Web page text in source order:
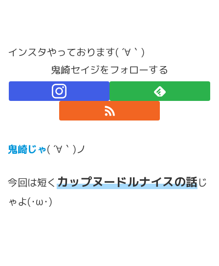
インスタやっております( ´∀｀)
鬼崎セイジをフォローする
鬼崎じゃ( ´∀｀)ノ
今回は短く カップヌードルナイスの話じ
ゃよ(･ω･)